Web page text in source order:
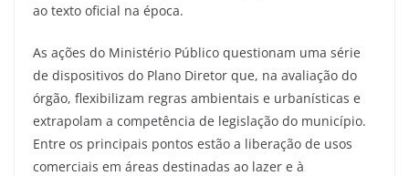
ao texto oficial na época.
As ações do Ministério Público questionam uma série
de dispositivos do Plano Diretor que, na avaliação do
órgão, flexibilizam regras ambientais e urbanísticas e
extrapolam a competência de legislação do município.
Entre os principais pontos estão a liberação de usos
comerciais em áreas destinadas ao lazer e à